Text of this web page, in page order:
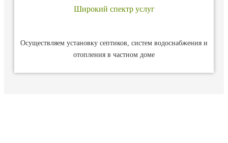
Широкий спектр услуг
Осуществляем установку септиков, систем водоснабжения и
отопления в частном доме